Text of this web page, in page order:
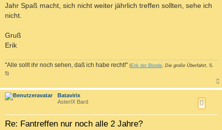
Jahr Spaß macht, sich nicht weiter jährlich treffen sollten, sehe ich
nicht.
Gruß
Erik
"Alle sollt ihr noch sehen, daß ich habe recht!" (Erik der Blonde, Die große Überfahrt, S.
5)
a
Batavirix
AsterIX Bard
Re: Fantreffen nur noch alle 2 Jahre?